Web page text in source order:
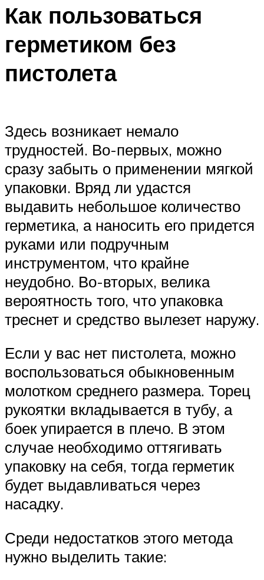
Как пользоваться
герметиком без
пистолета
Здесь возникает немало
трудностей. Во-первых, можно
сразу забыть о применении мягкой
упаковки. Вряд ли удастся
выдавить небольшое количество
герметика, а наносить его придется
руками или подручным
инструментом, что крайне
неудобно. Во-вторых, велика
вероятность того, что упаковка
треснет и средство вылезет наружу.
Если у вас нет пистолета, можно
воспользоваться обыкновенным
молотком среднего размера. Торец
рукоятки вкладывается в тубу, а
боек упирается в плечо. В этом
случае необходимо оттягивать
упаковку на себя, тогда герметик
будет выдавливаться через
насадку.
Среди недостатков этого метода
нужно выделить такие: